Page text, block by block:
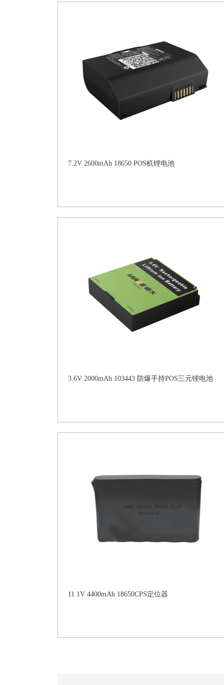
7.2V 2600mAh 18650 POS机锂电池
3.6V 2000mAh 103443 防爆手持POS三元锂电池
11.1V 4400mAh 18650CPS定位器